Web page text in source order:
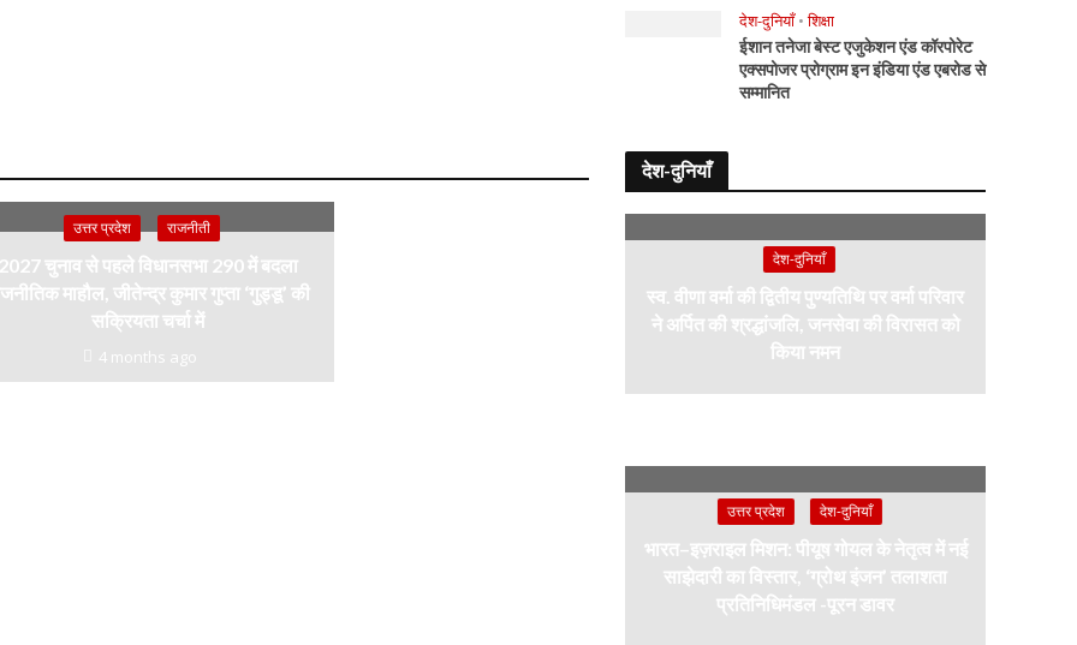
उत्तर प्रदेश राजनीती
2027 चुनाव से पहले विधानसभा 290 में बदला
माहौल, जीतेन्द्र कुमार गुप्ता ‘गुड्डू’ की
सक्रियता चर्चा में
4 months ago
देश-दुनियाँ • शिक्षा
ईशान तनेजा बेस्ट एजुकेशन एंड कॉरपोरेट
एक्सपोजर प्रोग्राम इन इंडिया एंड एबरोड से
सम्मानित
देश-दुनियाँ
देश-दुनियाँ
स्व. वीणा वर्मा की द्वितीय पुण्यतिथि पर वर्मा परिवार
ने अर्पित की श्रद्धांजलि, जनसेवा की विरासत को
किया नमन
उत्तर प्रदेश देश-दुनियाँ
भारत–इज़राइल मिशन: पीयूष गोयल के नेतृत्व में नई
साझेदारी का विस्तार, ‘ग्रोथ इंजन’ तलाशता
प्रतिनिधिमंडल -पूरन डावर